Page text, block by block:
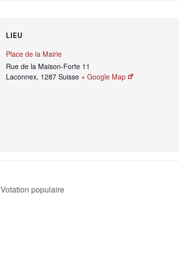
LIEU
Place de la Mairie
Rue de la Maison-Forte 11
Laconnex, 1287 Suisse + Google Map
Votation populaire